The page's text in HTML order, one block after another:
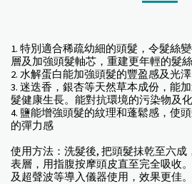
1. 特別適合稀疏幼細的頭髮，令髮絲
層及加強頭髮軸芯，重建更年輕的髮絲
2. 水解蛋白能加強頭髮的豐盈感及光澤
3. 迷迭香，銀杏等天然草本成份，能
髮健康生長。能對抗環境的污染物及
4. 鹽能增強頭髮的紋理和蓬鬆感，使
的彈力感
使用方法：洗髮後, 把頭髮抺乾至六成
表層，用指腹按摩頭皮直至完全吸收
及超聲波等導入儀器使用，效果更佳。